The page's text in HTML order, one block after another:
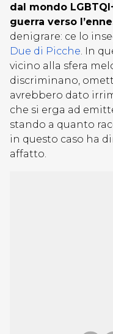
dal mondo
guerra verso
denigrare: ce lo
Due di Picche. In
vicino alla sfera
discriminano,
avrebbero dato
che si erga ad
stando a quanto
in questo caso ha
affatto.